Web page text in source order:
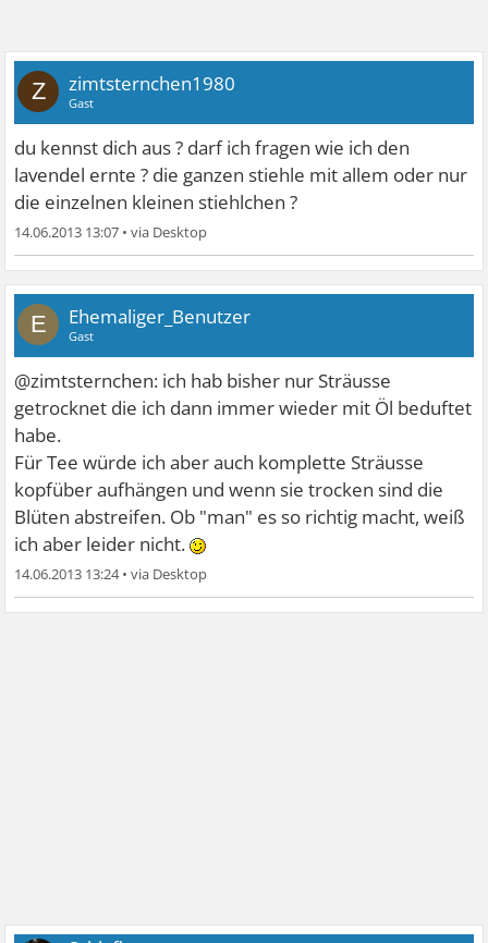
Z zimtsternchen1980
Gast
du kennst dich aus ? darf ich fragen wie ich den
lavendel ernte ? die ganzen stiehle mit allem oder nur
die einzelnen kleinen stiehlchen ?
14.06.2013 13:07 •
E Ehemaliger_Benutzer
Gast
@zimtsternchen: ich hab bisher nur Sträusse
getrocknet die ich dann immer wieder mit Öl beduftet
habe.
Für Tee würde ich aber auch komplette Sträusse
kopfüber aufhängen und wenn sie trocken sind die
Blüten abstreifen. Ob "man" es so richtig macht, weiß
ich aber leider nicht.
14.06.2013 13:24•